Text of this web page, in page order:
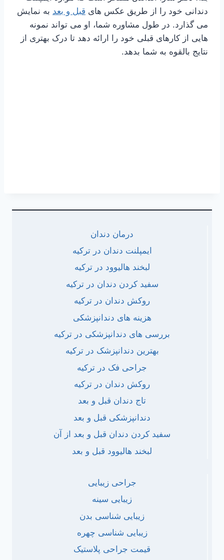
دندانی خود را از طریق عکس های قبل و بعد به نمایش
می گذارد. در طول مشاوره شما، او می تواند نمونه
هایی از کارهای قبلی خود را ارائه دهد تا درک بهتری از
نتایج بالقوه به شما بدهد.
درمان دندان
ایمپلنت دندان در ترکیه
لبخند هالیوود در ترکیه
سفید کردن دندان در ترکیه
روکش دندان در ترکیه
هزینه های دندانپزشکی
بررسی های دندانپزشکی در ترکیه
بهترین دندانپزشک در ترکیه
جراحی فک در ترکیه
روکش دندان در ترکیه
تاج دندان قبل و بعد
دندانپزشکی قبل و بعد
سفید کردن دندان قبل و بعد از آن
لبخند هالیوود قبل و بعد
جراحی زیبایی
زیبایی سینه
زیبایی شناسی بدن
زیبایی شناسی چهره
قیمت جراحی پلاستیک